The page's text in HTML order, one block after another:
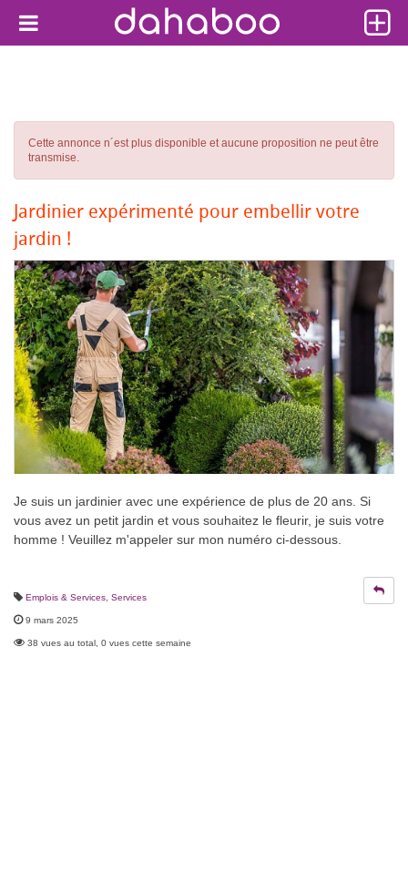
Cette annonce n´est plus disponible et aucune proposition ne peut être
transmise.
Jardinier expérimenté pour embellir votre
jardin !
Je suis un jardinier avec une expérience de plus de 20 ans. Si
vous avez un petit jardin et vous souhaitez le fleurir, je suis votre
homme ! Veuillez m'appeler sur mon numéro ci-dessous.
Emplois & Services Services
9 mars 2025
38 vues au total, 0 vues cette semaine